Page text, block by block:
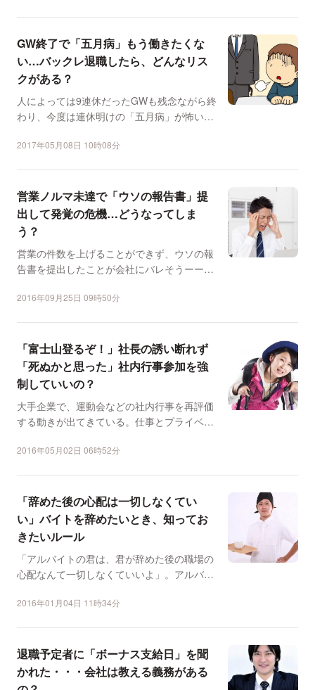
GW終了で「五月病」もう働きたくな
い…バックレ退職したら、どんなリス
クがある？
人によっては9連休だったGWも残念ながら終
わり、今度は連休明けの「五月病」が怖いか
2017年05月08日 10時08分
営業ノルマ未達で「ウソの報告書」提
出して発覚の危機…どうなってしま
う？
営業の件数を上げることができず、ウソの報
告書を提出したことが会社にバレそうーー。
2016年09月25日 09時50分
「富士山登るぞ！」社長の誘い断れず
「死ぬかと思った」社内行事参加を強
制していいの？
大手企業で、運動会などの社内行事を再評価
する動きが出てきている。仕事とプライベー
2016年05月02日 06時52分
「辞めた後の心配は一切しなくてい
い」バイトを辞めたいとき、知ってお
きたいルール
「アルバイトの君は、君が辞めた後の職場の
心配なんて一切しなくていいよ」。アルバイ
2016年01月04日 11時34分
退職予定者に「ボーナス支給日」を聞
かれた・・・会社は教える義務がある